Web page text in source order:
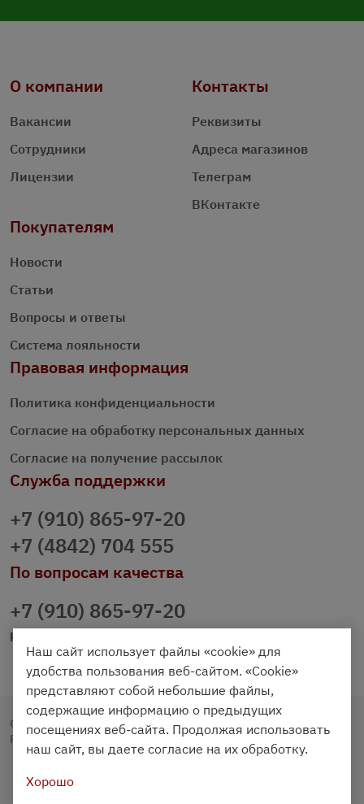
О компании
Вакансии
Сотрудники
Лицензии
Контакты
Реквизиты
Адреса магазинов
Телеграм
ВКонтакте
Покупателям
Новости
Статьи
Вопросы и ответы
Система лояльности
Правовая информация
Политика конфиденциальности
Согласие на обработку персональных данных
Согласие на получение рассылок
Служба поддержки
+7 (910) 865-97-20
+7 (4842) 704 555
По вопросам качества
+7 (910) 865-97-20
prazdnichniy40@palmi.ru
Copyright © 2020 - 2026. Праздничный Стол.
Разработка и продвижение - Vegas Studio
Наш сайт использует файлы «cookie» для
удобства пользования веб-сайтом. «Cookie»
представляют собой небольшие файлы,
содержащие информацию о предыдущих
посещениях веб-сайта. Продолжая использовать
наш сайт, вы даете согласие на их обработку.
Хорошо